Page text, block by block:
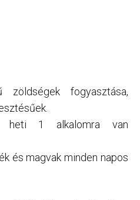
zöldségek fogyasztása,
heti 1 alkalomra van
és magvak minden napos